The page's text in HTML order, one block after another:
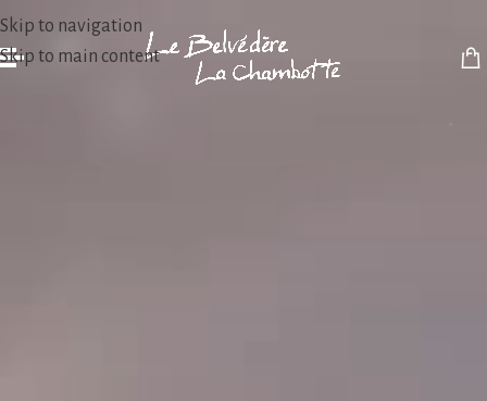
Skip to navigation
Skip to main content